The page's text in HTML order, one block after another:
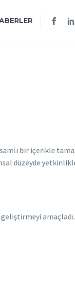
bir içerikle
düzeyde
amaçladı.